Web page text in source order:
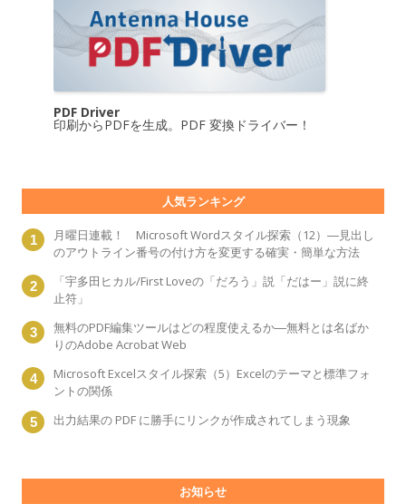
PDF Driver
印刷からPDFを生成。PDF 変換ドライバー！
人気ランキング
月曜日連載！ Microsoft Wordスタイル探索（12）―見出し
のアウトライン番号の付け方を変更する確実・簡単な方法
「宇多田ヒカル/First Loveの「だろう」説「だはー」説に終
止符」
無料のPDF編集ツールはどの程度使えるか―無料とは名ばか
りのAdobe Acrobat Web
Microsoft Excelスタイル探索（5）Excelのテーマと標準フォ
ントの関係
出力結果の PDF に勝手にリンクが作成されてしまう現象
お知らせ